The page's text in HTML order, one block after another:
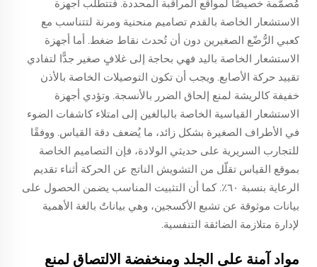
مُصمَّمة خصيصًا لمواقع المراقبة المحددة. فتتطلّب أجهزة
الاستشعار الخاصة بالقدم تصاميم منحنية ومرنة لتتناسب مع
كعبي الرُّضّع الصغيرين دون أن تُحدث نقاط ضغط. أما أجهزة
الاستشعار الخاصة باليد فهي بحاجة إلى غلافٍ صغير جدًّا لتفادي
تقييد حركة الأصابع. ويجب أن تكون التوصيلات الخاصة بالأذن
خفيفة كالريشة لمنع إلحاق الضرر بالأنسجة. وتؤدي أجهزة
الاستشعار القياسية الخاصة بالبالغين إلى امتلاء كاشفات الضوء
في الأطراف الصغيرة بشكل زائد، ما يُضعف دقة القياس. ووفقًا
للتجارب السريرية على حديثي الولادة، فإن التصاميم الخاصة
بموقع القياس تقلّل من التشويش الناتج عن الحركة أثناء تقديم
الرعاية بنسبة ٦٠٪. كما أن التثبيت المناسب يضمن الحصول على
بيانات موثوقة عن تشبع الأكسجين، وهي بياناتٌ بالغة الأهمية
لإدارة متلازمة الضائقة التنفسية.
مواد آمنة على الجلد ومنخفضة الالتصاق لمنع